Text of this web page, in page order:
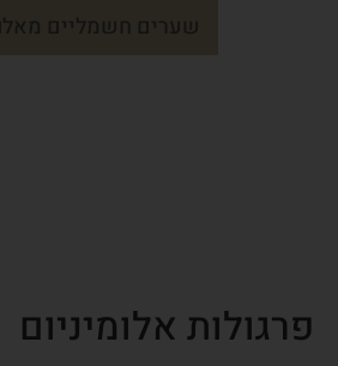
פרגולות אלומיניום